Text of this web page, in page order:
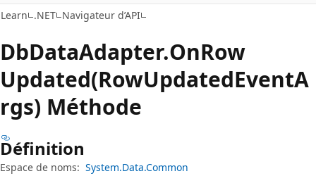
Learn .NET Navigateur d’API
DbDataAdapter.OnRow
Updated(RowUpdatedEventA
rgs) Méthode
Définition
Espace de noms: System.Data.Common